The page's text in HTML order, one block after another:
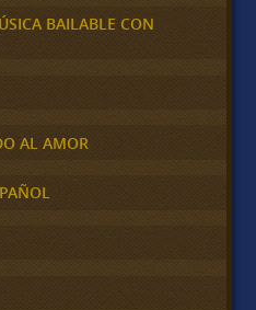
BAILABLE CON
AL AMOR